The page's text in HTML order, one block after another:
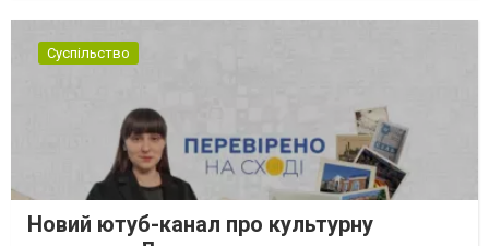
Суспільство
Новий ютуб-канал про культурну